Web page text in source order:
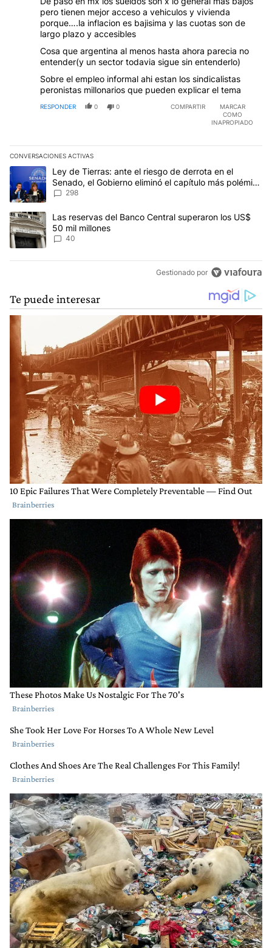
pero tienen mejor acceso a vehiculos y vivienda
porque….la inflacion es bajisima y las cuotas son de
largo plazo y accesibles
Cosa que argentina al menos hasta ahora parecia no
entender(y un sector todavia sigue sin entenderlo)
Sobre el empleo informal ahi estan los sindicalistas
peronistas millonarios que pueden explicar el tema
RESPONDER 0 0 COMPARTIR
MARCAR
COMO
INAPROPIADO
CONVERSACIONES ACTIVAS
Este listado muestra los artículos con más comentarios en los
Un artículo de tendencia con el título "Ley de Tierras: ante el
Ley de Tierras: ante el riesgo de derrota en el
Senado, el Gobierno eliminó el capítulo más polémico
del proyecto
298
Un artículo de tendencia con el título "Las reservas del Banco
Las reservas del Banco Central superaron los US$
50 mil millones
40
Gestionado por